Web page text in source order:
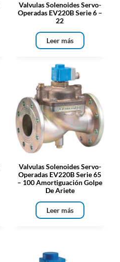
Valvulas Solenoides Servo-
Operadas EV220B Serie 6 –
22
Leer más
Valvulas Solenoides Servo-
Operadas EV220B Serie 65
– 100 Amortiguación Golpe
De Ariete
Leer más